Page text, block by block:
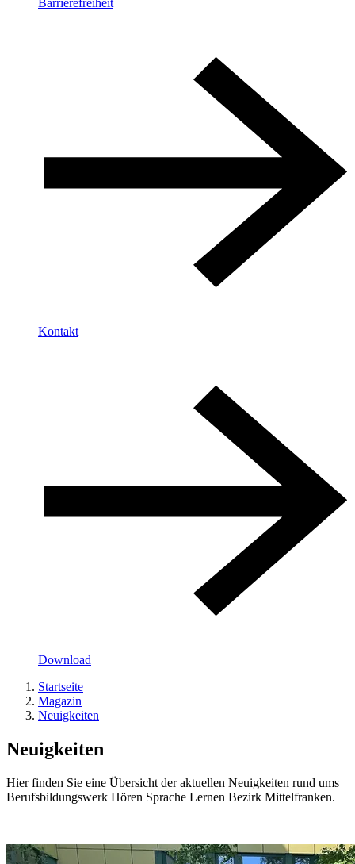
Barrierefreiheit
Kontakt
Download
Startseite
Magazin
Neuigkeiten
Neuigkeiten
Hier finden Sie eine Übersicht der aktuellen Neuigkeiten rund ums
Berufsbildungswerk Hören Sprache Lernen Bezirk Mittelfranken.